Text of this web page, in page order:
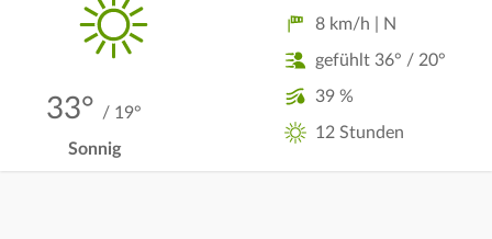
33° / 19°
Sonnig
8 km/h | N
gefühlt 36° / 20°
39 %
12 Stunden